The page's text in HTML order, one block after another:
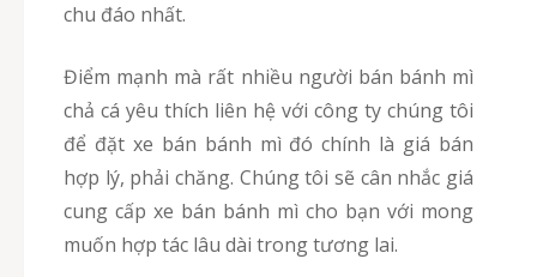
chu đáo nhất.
Điểm mạnh mà rất nhiều người bán bánh mì
chả cá yêu thích liên hệ với công ty chúng tôi
để đặt xe bán bánh mì đó chính là giá bán
hợp lý, phải chăng. Chúng tôi sẽ cân nhắc giá
cung cấp xe bán bánh mì cho bạn với mong
muốn hợp tác lâu dài trong tương lai.